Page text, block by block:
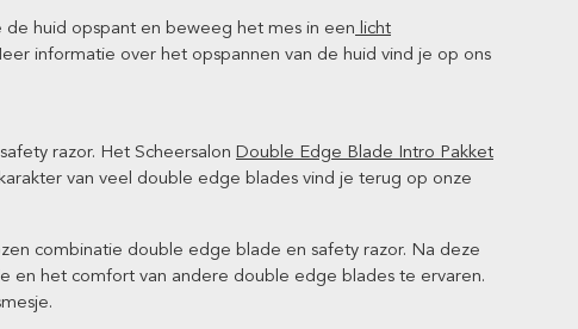
huid opspant en beweeg het mes in een licht
informatie over het opspannen van de huid vind je op ons
razor. Het Scheersalon Double Edge Blade Intro Pakket
van veel double edge blades vind je terug op onze
combinatie double edge blade en safety razor. Na deze
en het comfort van andere double edge blades te ervaren.